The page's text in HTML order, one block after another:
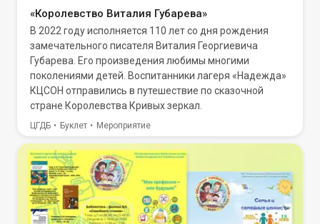
«Королевство Виталия Губарева»
В 2022 году исполняется 110 лет со дня рождения
замечательного писателя Виталия Георгиевича
Губарева. Его произведения любимы многими
поколениями детей. Воспитанники лагеря «Надежда»
КЦСОН отправились в путешествие по сказочной
стране Королевства Кривых зеркал.
ЦГДБ Буклет Мероприятие